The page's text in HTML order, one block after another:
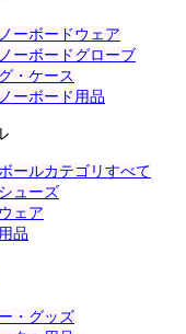
ーボードウェア
ーボードグローブ
・ケース
ーボード用品
ールカテゴリすべて
ューズ
ェア
品
・グッズ